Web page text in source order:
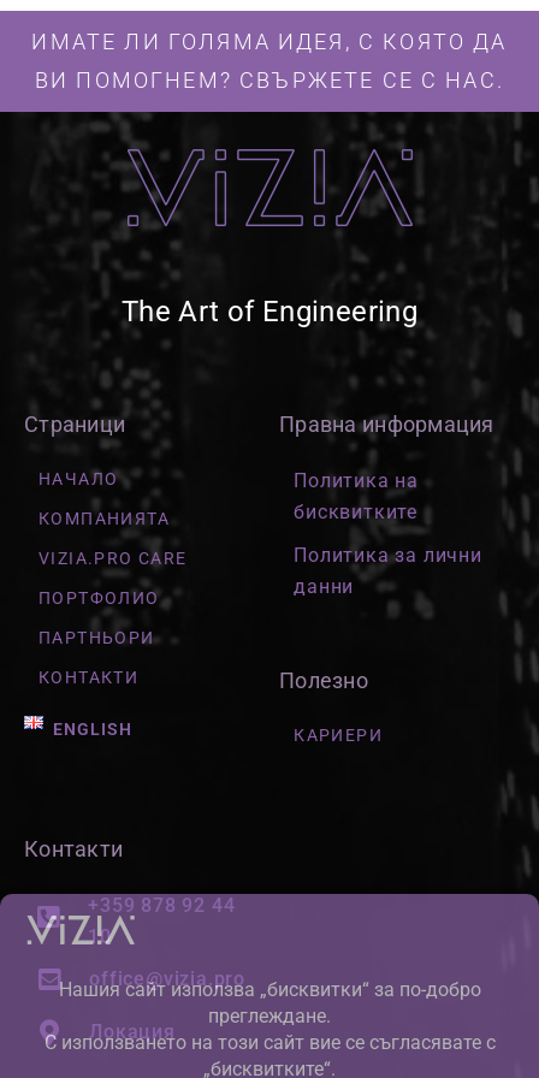
ИМАТЕ ЛИ ГОЛЯМА ИДЕЯ, С КОЯТО ДА
ВИ ПОМОГНЕМ? СВЪРЖЕТЕ СЕ С НАС.
The Art of Engineering
Страници
НАЧАЛО
КОМПАНИЯТА
VIZIA.PRO CARE
ПОРТФОЛИО
ПАРТНЬОРИ
КОНТАКТИ
ENGLISH
Правна информация
Политика на
бисквитките
Политика за лични
данни
Полезно
КАРИЕРИ
Контакти
+359 878 92 44
10
office@vizia.pro
Локация